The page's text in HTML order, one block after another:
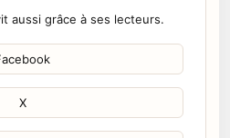
aussi grâce à ses lecteurs.
X